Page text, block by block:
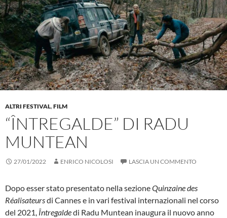
ALTRI FESTIVAL,FILM
“ÎNTREGALDE” DI RADU
MUNTEAN
27/01/2022 ENRICO NICOLOSI LASCIA UN COMMENTO
Dopo esser stato presentato nella sezioneQuinzaine des
Réalisateursdi Cannes e in vari festival internazionali nel corso
del 2021, Întregaldedi Radu Muntean inaugura il nuovo anno